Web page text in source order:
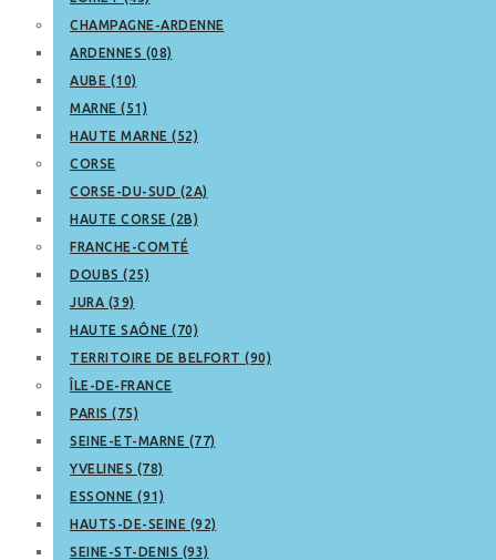
CHAMPAGNE-ARDENNE
ARDENNES (08)
AUBE (10)
MARNE (51)
HAUTE MARNE (52)
CORSE
CORSE-DU-SUD (2A)
HAUTE CORSE (2B)
FRANCHE-COMTÉ
DOUBS (25)
JURA (39)
HAUTE SAÔNE (70)
TERRITOIRE DE BELFORT (90)
ÎLE-DE-FRANCE
PARIS (75)
SEINE-ET-MARNE (77)
YVELINES (78)
ESSONNE (91)
HAUTS-DE-SEINE (92)
SEINE-ST-DENIS (93)